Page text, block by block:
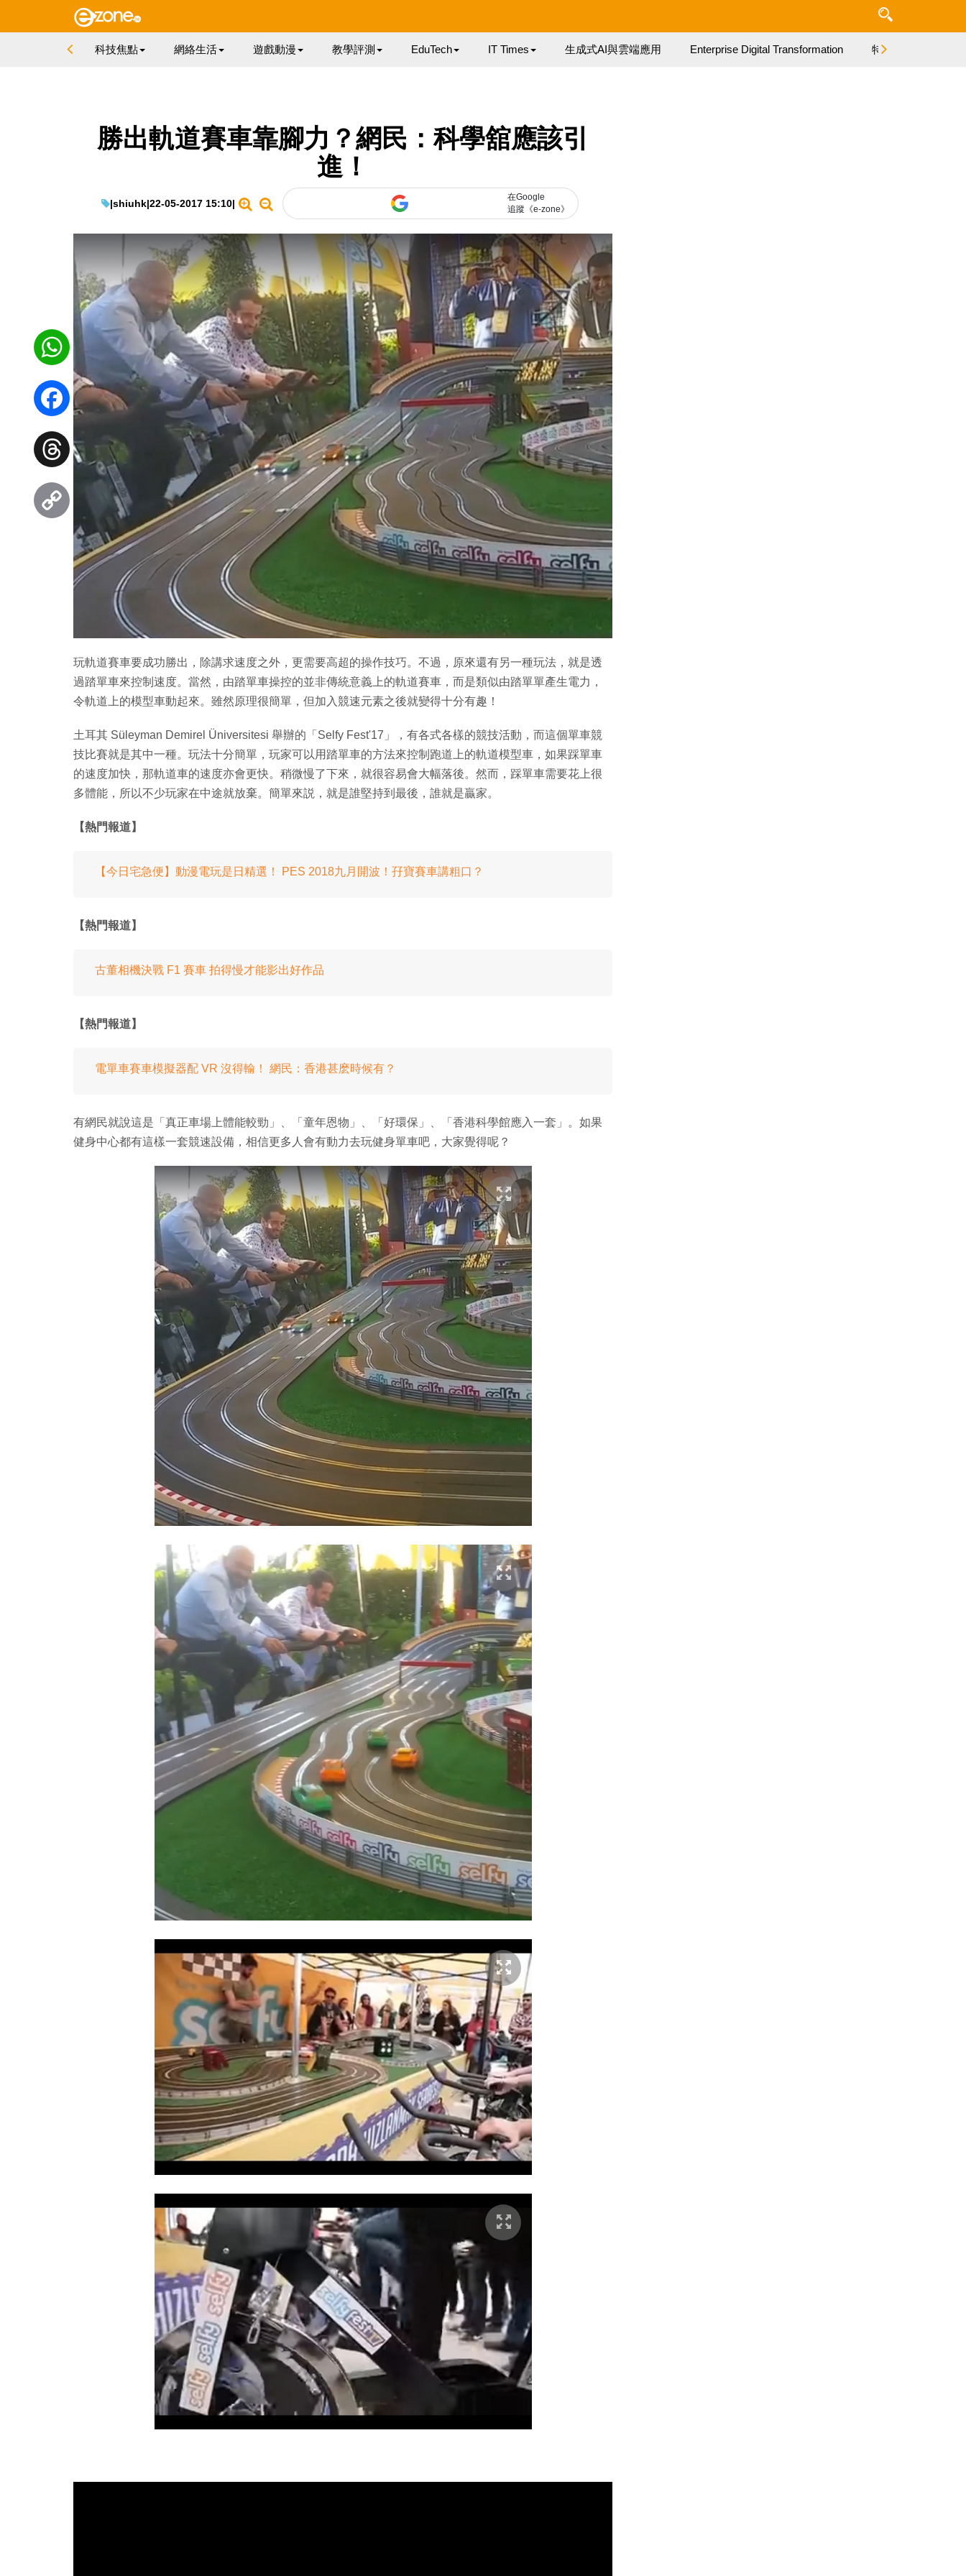
科技焦點 網絡生活 遊戲動漫 教學評測 EduTech IT Times 生成式AI與雲端應用 Enterprise Digital Transformation 特集
勝出軌道賽車靠腳力？網民：科學舘應該引
進！
|shiuhk|22-05-2017 15:10|
在Google
追蹤《e-zone》
玩軌道賽車要成功勝出，除講求速度之外，更需要高超的操作技巧。不過，原來還有另一種玩法，就是透
過踏單車來控制速度。當然，由踏單車操控的並非傳統意義上的軌道賽車，而是類似由踏單單產生電力，
令軌道上的模型車動起來。雖然原理很簡單，但加入競速元素之後就變得十分有趣！
土耳其 Süleyman Demirel Üniversitesi 舉辦的「Selfy Fest'17」，有各式各樣的競技活動，而這個單車競
技比賽就是其中一種。玩法十分簡單，玩家可以用踏單車的方法來控制跑道上的軌道模型車，如果踩單車
的速度加快，那軌道車的速度亦會更快。稍微慢了下來，就很容易會大幅落後。然而，踩單車需要花上很
多體能，所以不少玩家在中途就放棄。簡單來説，就是誰堅持到最後，誰就是贏家。
【熱門報道】
【今日宅急便】動漫電玩是日精選！ PES 2018九月開波！孖寶賽車講粗口？
【熱門報道】
古董相機決戰 F1 賽車 拍得慢才能影出好作品
【熱門報道】
電單車賽車模擬器配 VR 沒得輸！ 網民：香港甚麽時候有？
有網民就說這是「真正車場上體能較勁」、「童年恩物」、「好環保」、「香港科學館應入一套」。如果
健身中心都有這樣一套競速設備，相信更多人會有動力去玩健身單車吧，大家覺得呢？
WhatsApp
Facebook
Threads
Copy
Link